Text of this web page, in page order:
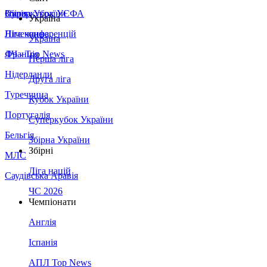
Збірна України
Італія
Німеччина
Франція
Нідерланди
Туреччина
Португалія
Бельгія
МЛС
Саудівська Аравія
Суперкубок УЄФА
Ліга конференцій
ЛЧ - Top News
Україна
Україна
Перша ліга
Друга ліга
Кубок України
Суперкубок України
Збірна України
Збірні
Ліга націй
ЧС 2026
Чемпіонати
Англія
Іспанія
АПЛ Top News